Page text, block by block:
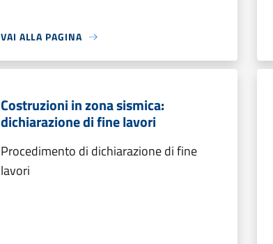
VAI ALLA PAGINA
Costruzioni in zona sismica:
dichiarazione di fine lavori
Procedimento di dichiarazione di fine
lavori